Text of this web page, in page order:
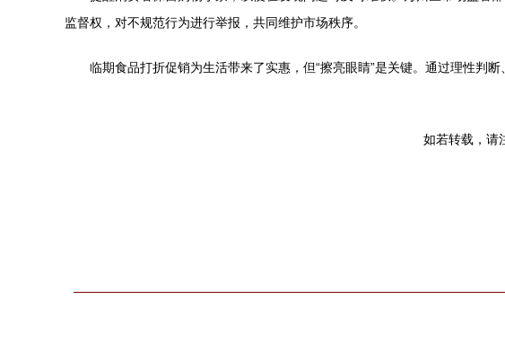
监督权，对不规范行为进行举报，共同维护市场秩序。
临期食品打折促销为生活带来了实惠，但“擦亮眼睛”是关键。通过理性判
如若转载，请